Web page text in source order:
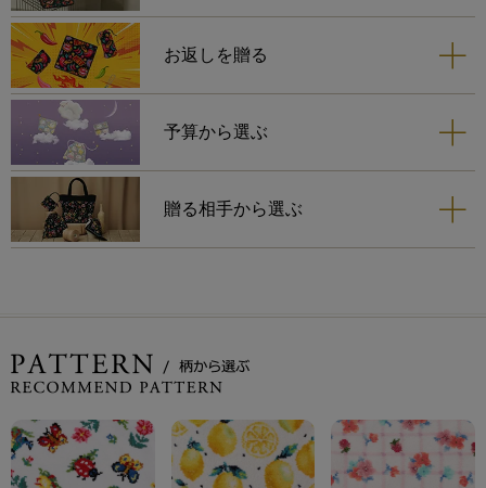
お返しを贈る
予算から選ぶ
贈る相手から選ぶ